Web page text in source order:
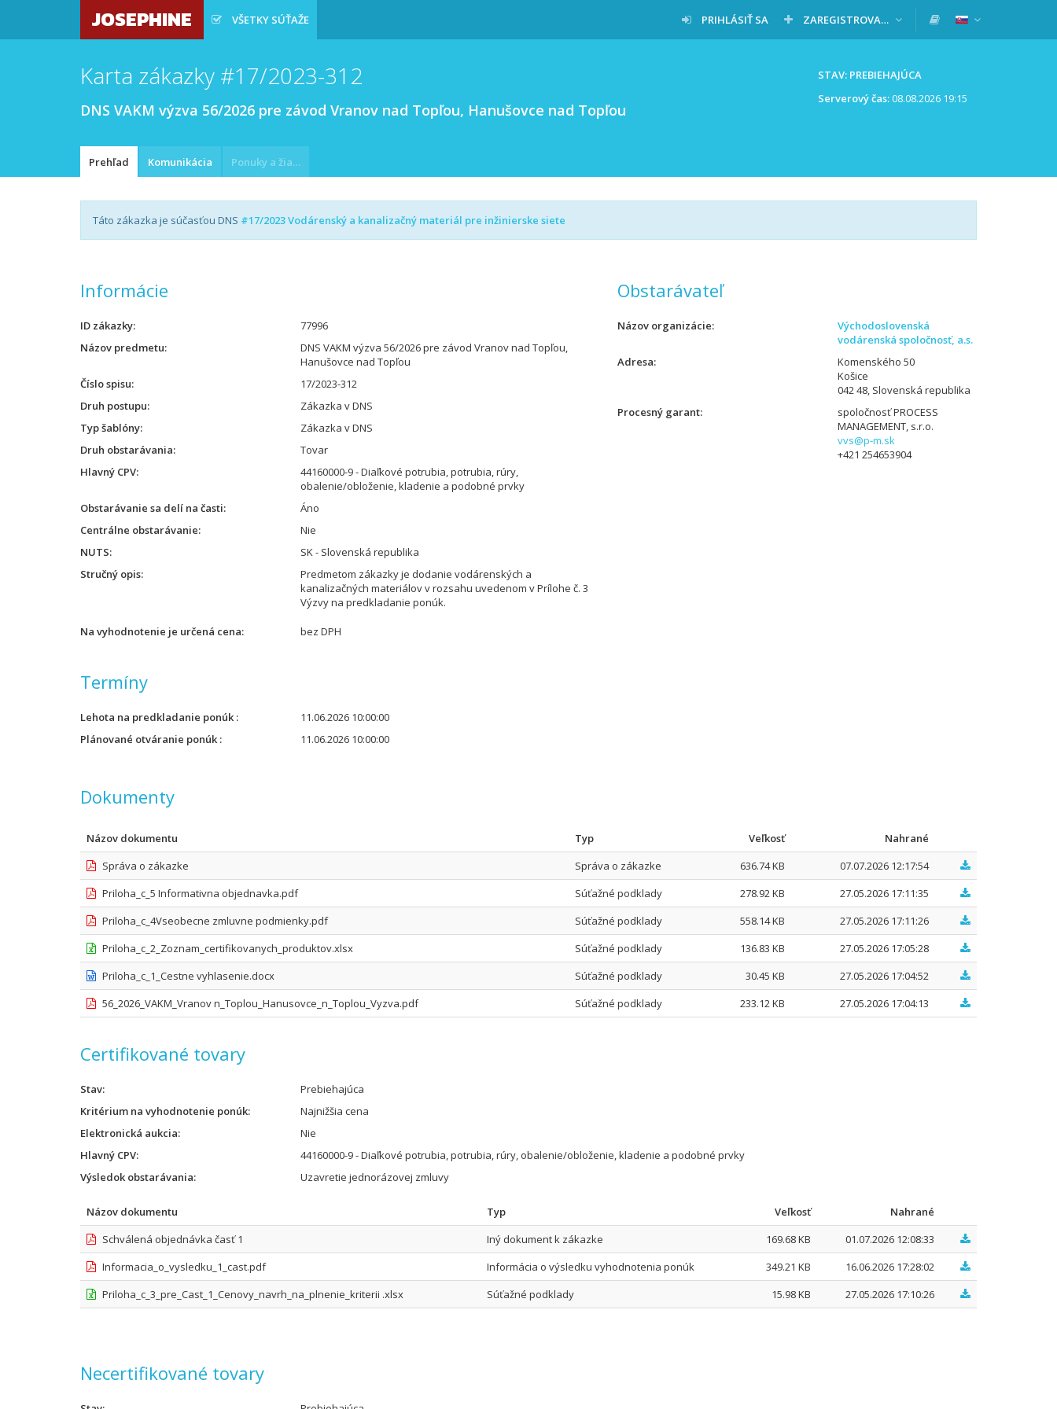
JOSEPHINE VŠETKY SÚŤAŽE PRIHLÁSIŤ SA ZAREGISTROVAŤ SA
STAV: PREBIEHAJÚCA
Serverový čas:08.08.2026 19:15
Karta zákazky #17/2023-312
DNS VAKM výzva 56/2026 pre závod Vranov nad Topľou, Hanušovce nad Topľou
Prehľad Komunikácia Ponuky a žiadosti
Táto zákazka je súčasťou DNS #17/2023 Vodárenský a kanalizačný materiál pre inžinierske siete
Informácie
ID zákazky
77996
Názov predmetu
DNS VAKM výzva 56/2026 pre závod Vranov nad Topľou,
Hanušovce nad Topľou
Číslo spisu
17/2023-312
Druh postupu
Zákazka v DNS
Typ šablóny
Zákazka v DNS
Druh obstarávania
Tovar
Hlavný CPV
44160000-9 - Diaľkové potrubia, potrubia, rúry,
obalenie/obloženie, kladenie a podobné prvky
Obstarávanie sa delí na časti
Áno
Centrálne obstarávanie
Nie
NUTS
SK - Slovenská republika
Stručný opis
Predmetom zákazky je dodanie vodárenských a
kanalizačných materiálov v rozsahu uvedenom v Prílohe č. 3
Výzvy na predkladanie ponúk.
Na vyhodnotenie je určená cena bez DPH
Termíny
Lehota na predkladanie ponúk
11.06.2026 10:00:00
Plánované otváranie ponúk
11.06.2026 10:00:00
Obstarávateľ
Názov organizácie
Východoslovenská
vodárenská spoločnosť, a.s.
Adresa
Komenského 50
Košice
042 48, Slovenská republika
Procesný garant
spoločnosť PROCESS
MANAGEMENT, s.r.o.
vvs@p-m.sk
+421 254653904
Dokumenty
Názov dokumentu Typ Veľkosť
Nahrané
Správa o zákazke
Správa o zákazke 636.74 KB
07.07.2026 12:17:54
Priloha_c_5 Informativna objednavka.pdf
Súťažné podklady 278.92 KB
27.05.2026 17:11:35
Priloha_c_4Vseobecne zmluvne podmienky.pdf
Súťažné podklady 558.14 KB
27.05.2026 17:11:26
Priloha_c_2_Zoznam_certifikovanych_produktov.xlsx
Súťažné podklady 136.83 KB
27.05.2026 17:05:28
Priloha_c_1_Cestne vyhlasenie.docx
Súťažné podklady 30.45 KB
27.05.2026 17:04:52
56_2026_VAKM_Vranov n_Toplou_Hanusovce_n_Toplou_Vyzva.pdf
Súťažné podklady 233.12 KB 27.05.2026 17:04:13
Certifikované tovary
Stav
Prebiehajúca
Kritérium na vyhodnotenie ponúk
Najnižšia cena
Elektronická aukcia
Nie
Hlavný CPV
44160000-9 - Diaľkové potrubia, potrubia, rúry, obalenie/obloženie, kladenie a podobné prvky
Výsledok obstarávania
Uzavretie jednorázovej zmluvy
Názov dokumentu Typ Veľkosť
Nahrané
Schválená objednávka časť 1
Iný dokument k zákazke 169.68 KB
01.07.2026 12:08:33
Informacia_o_vysledku_1_cast.pdf
Informácia o výsledku vyhodnotenia ponúk 349.21 KB
16.06.2026 17:28:02
Priloha_c_3_pre_Cast_1_Cenovy_navrh_na_plnenie_kriterii .xlsx
Súťažné podklady 15.98 KB 27.05.2026 17:10:26
Necertifikované tovary